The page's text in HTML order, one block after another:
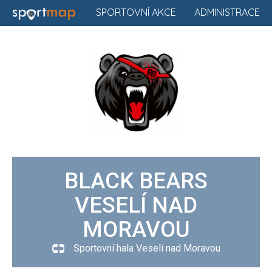
ADMINISTRACE
SPORTOVNÍ AKCE
BLACK BEARS
VESELÍ NAD
MORAVOU
Sportovní hala Veselí nad Moravou